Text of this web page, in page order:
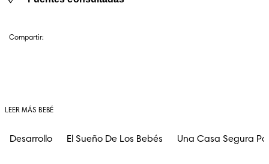
Compartir:
LEER MÁS BEBÉ
Desarrollo El Sueño De Los Bebés Una Casa Segura